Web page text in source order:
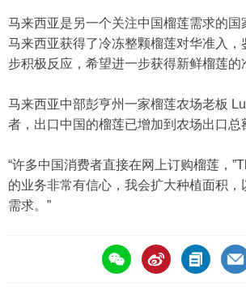
马来西亚是另一个关注中国榴莲需求的国
马来西亚获得了冷冻整颗榴莲对华准入，
步积极反应，希望进一步获得新鲜榴莲的
马来西亚中部彭亨州一家榴莲农场老板
者，出口中国的榴莲已增加到农场出口总
“许多中国消费者直接在网上订购榴莲，
的业务非常有信心，我会扩大种植面积，
需求。”